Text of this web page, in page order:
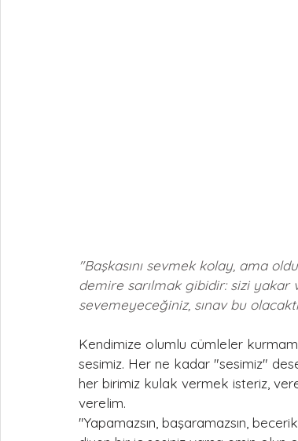
"Başkasını sevmek kolay, ama
demire sarılmak gibidir: sizi yakar
sevemeyeceğiniz, sınav bu
Kendimize olumlu cümleler
sesimiz. Her ne kadar "sesimiz"
her birimiz kulak vermek isteriz,
verelim.
"Yapamazsın, başaramazsın,